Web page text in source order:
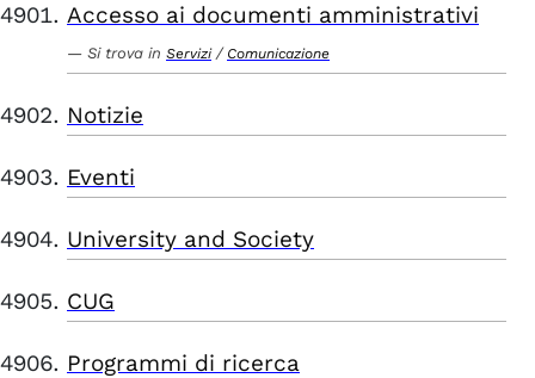
Accesso ai documenti amministrativi
Si trova in Servizi / Comunicazione
Notizie
Eventi
University and Society
CUG
Programmi di ricerca